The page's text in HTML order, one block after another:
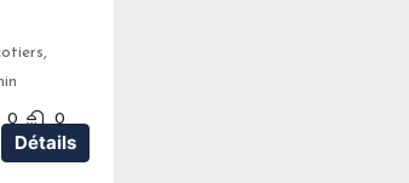
0 0
Détails